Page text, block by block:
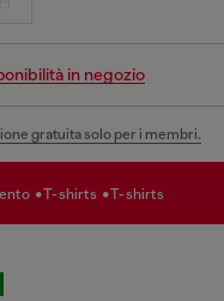
in negozio
gratuita solo per i membri.
t-shirts t-shirts